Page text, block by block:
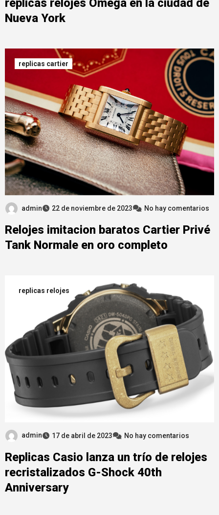
Nueva York
replicas cartier
admin 22 de noviembre de 2023 No hay comentarios
Relojes imitacion baratos Cartier Privé
Tank Normale en oro completo
replicas relojes
admin 17 de abril de 2023 No hay comentarios
Replicas Casio lanza un trío de relojes
recristalizados G-Shock 40th
Anniversary